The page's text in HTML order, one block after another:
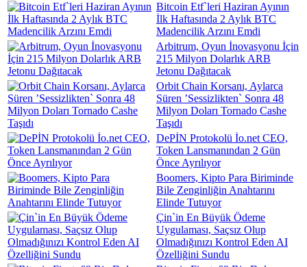
Bitcoin Etf`leri Haziran Ayının
İlk Haftasında 2 Aylık BTC
Madencilik Arzını Emdi
Arbitrum, Oyun İnovasyonu İçin
215 Milyon Dolarlık ARB
Jetonu Dağıtacak
Orbit Chain Korsanı, Aylarca
Süren ’Sessizlikten` Sonra 48
Milyon Doları Tornado Cashe
Taşıdı
DePİN Protokolü İo.net CEO,
Token Lansmanından 2 Gün
Önce Ayrılıyor
Boomers, Kipto Para Biriminde
Bile Zenginliğin Anahtarını
Elinde Tutuyor
Çin`in En Büyük Ödeme
Uygulaması, Saçsız Olup
Olmadığınızı Kontrol Eden AI
Özelliğini Sundu